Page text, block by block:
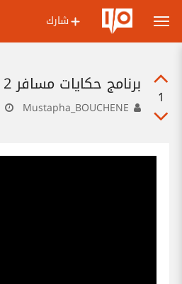
شارك
1
برنامج حكايات مسافر 2 | وسام العالم الجزائري